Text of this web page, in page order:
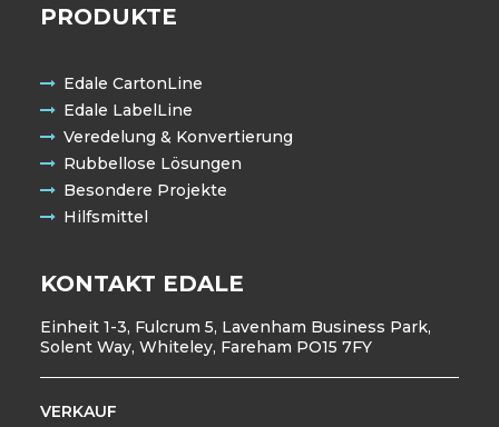
PRODUKTE
Edale CartonLine
Edale LabelLine
Veredelung & Konvertierung
Rubbellose Lösungen
Besondere Projekte
Hilfsmittel
KONTAKT EDALE
Einheit 1-3, Fulcrum 5, Lavenham Business Park,
Solent Way, Whiteley, Fareham PO15 7FY
VERKAUF